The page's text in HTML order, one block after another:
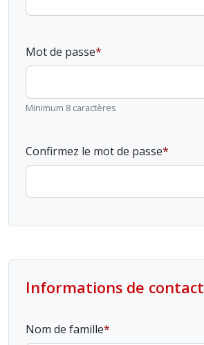
Mot de passe
Minimum 8 caractères
Confirmez le mot de passe
Informations de contact
Nom de famille